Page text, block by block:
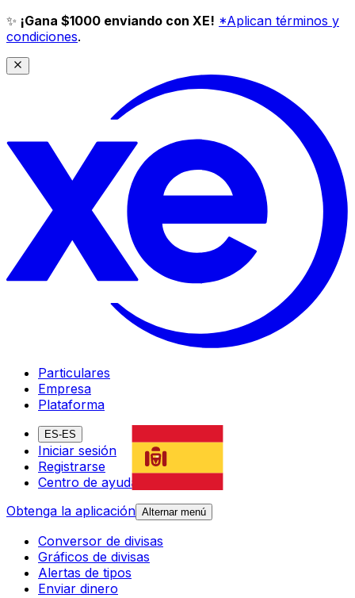
✨ ¡Gana $1000 enviando con XE! *Aplican términos y
condiciones.
Particulares
Empresa
Plataforma
ES-ES
Iniciar sesión
Registrarse
Centro de ayuda
Obtenga la aplicación Alternar menú
Conversor de divisas
Gráficos de divisas
Alertas de tipos
Enviar dinero